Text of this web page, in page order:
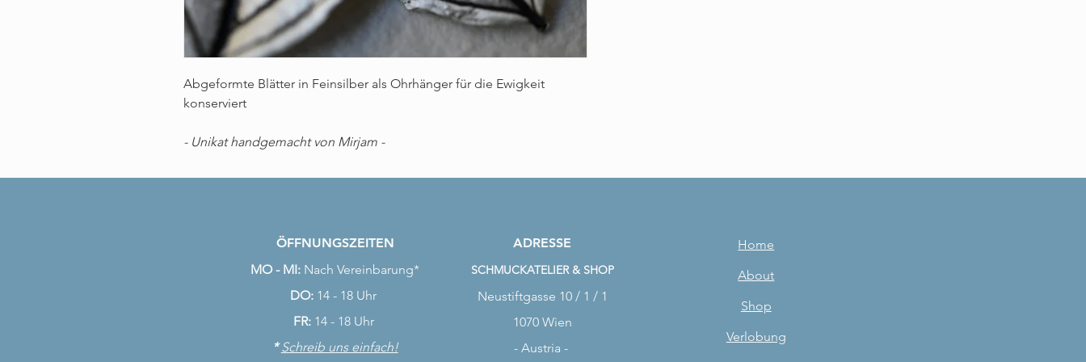
Abgeformte Blätter in Feinsilber als Ohrhänger für die Ewigkeit
konserviert
- Unikat handgemacht von Mirjam -
ÖFFNUNGSZEITEN
MO - MI: Nach Vereinbarung*
DO: 14 - 18 Uhr
FR: 14 - 18 Uhr
*Schreib uns einfach!
ADRESSE
SCHMUCKATELIER & SHOP
Neustiftgasse 10 / 1 / 1
1070 Wien
- Austria -
Home
About
Shop
Verlobung